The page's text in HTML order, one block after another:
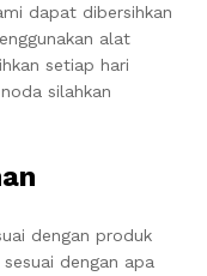
dapat dibersihkan
alat
setiap hari
silahkan
dengan produk
dengan apa